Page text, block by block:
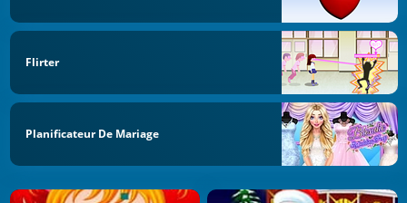
Flirter
Planificateur De Mariage